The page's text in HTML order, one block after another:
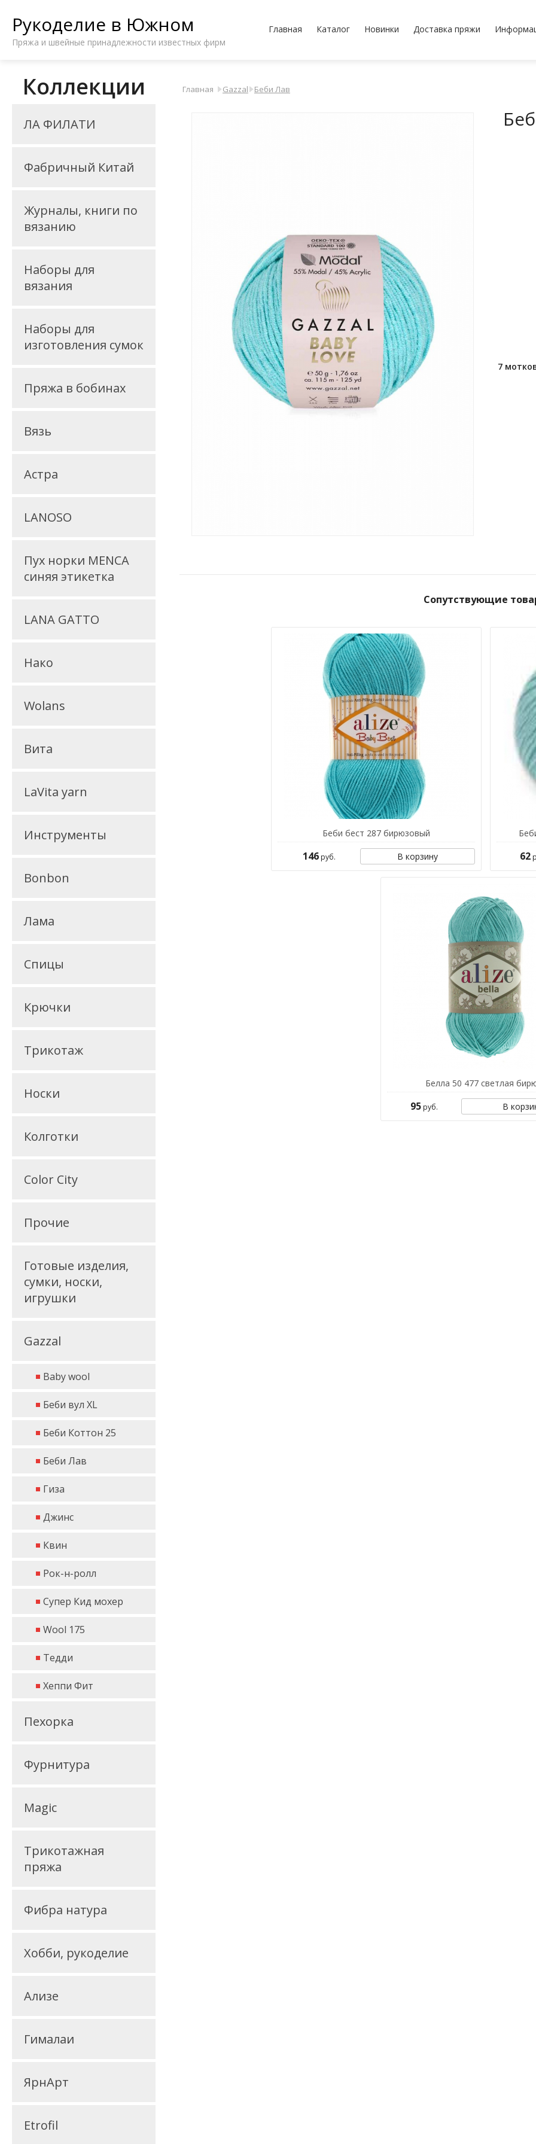
Рукоделие в Южном
Пряжа и швейные принадлежности известных фирм
Главная Каталог Новинки Доставка пряжи
Коллекции
ЛА ФИЛАТИ
Фабричный Китай
Журналы, книги по
вязанию
Наборы для
вязания
Наборы для
изготовления сумок
Пряжа в бобинах
Вязь
Астра
LANOSO
Пух норки MENCA
синяя этикетка
LANA GATTO
Нако
Wolans
Вита
LaVita yarn
Инструменты
Bonbon
Лама
Спицы
Крючки
Трикотаж
Носки
Колготки
Color City
Прочие
Готовые изделия,
сумки, носки,
игрушки
Gazzal
Baby wool
Беби вул XL
Беби Коттон 25
Беби Лав
Гиза
Джинс
Квин
Рок-н-ролл
Супер Кид мохер
Wool 175
Тедди
Хеппи Фит
Пехорка
Фурнитура
Magic
Трикотажная
пряжа
Фибра натура
Хобби, рукоделие
Ализе
Гималаи
ЯрнАрт
Etrofil
Главная Gazzal Беби Лав
7
Сопутствующие
Беби бест 287 бирюзовый
146руб. В корзину 62
Белла 50 477 светлая
95 руб. В